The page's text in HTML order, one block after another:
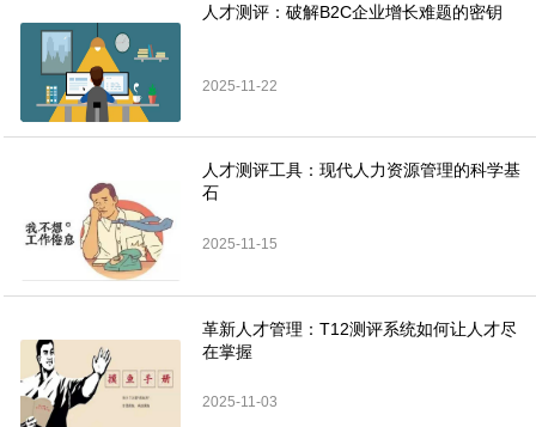
人才测评：破解B2C企业增长难题的密钥
2025-11-22
人才测评工具：现代人力资源管理的科学基
石
2025-11-15
革新人才管理：T12测评系统如何让人才尽
在掌握
2025-11-03